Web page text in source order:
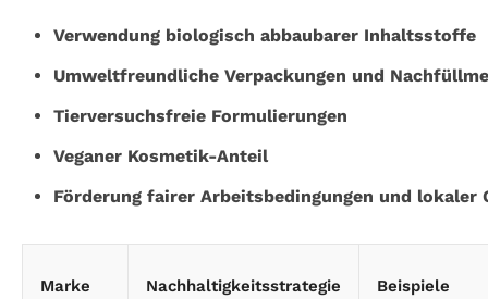
Verwendung biologisch abbaubarer Inhaltsstoffe
Umweltfreundliche Verpackungen und
Tierversuchsfreie Formulierungen
Veganer Kosmetik-Anteil
Förderung fairer Arbeitsbedingungen und lokaler
Marke Nachhaltigkeitsstrategie Beispiele